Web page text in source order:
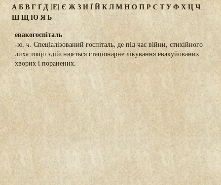
АБВГҐД[Е] Є ЖЗИЇЙКЛМНОПР СТУФХЦЧ
ШЩЮЯЬ
евакогоспіталь
-ю, ч. Спеціалізований госпіталь, де під час війни, стихійного
лиха тощо здійснюється стаціонарне лікування евакуйованих
хворих і поранених.